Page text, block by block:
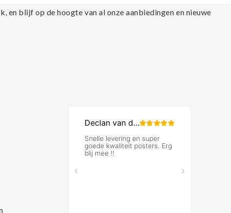
en blijf op de hoogte van al onze aanbiedingen en nieuwe